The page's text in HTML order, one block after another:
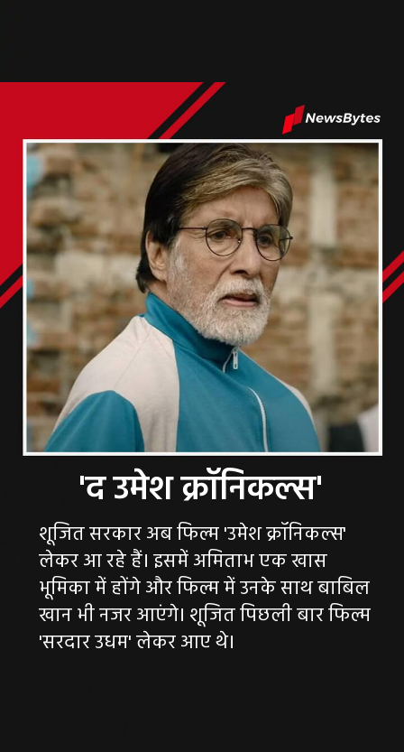
शूजित सरकार अब फिल्म 'उमेश क्रॉनिकल्स'
लेकर आ रहे हैं। इसमें अमिताभ एक खास
भूमिका में होंगे और फिल्म में उनके साथ बाबिल
खान भी नजर आएंगे। शूजित पिछली बार फिल्म